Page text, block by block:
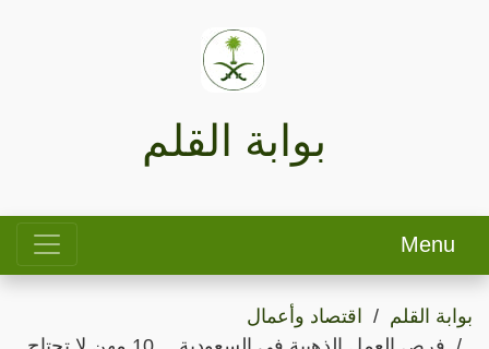
بوابة القلم
Menu
بوابة القلم
اقتصاد وأعمال